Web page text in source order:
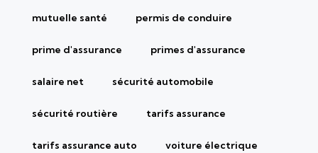
mutuelle santé permis de conduire
prime d'assurance primes d'assurance
salaire net sécurité automobile
sécurité routière tarifs assurance
tarifs assurance auto voiture électrique